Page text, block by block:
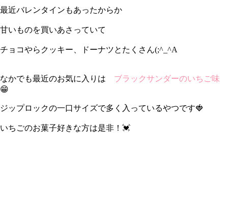
最近バレンタインもあったからか
甘いものを買いあさっていて
チョコやらクッキー、ドーナツとたくさん(;^_^A
なかでも最近のお気に入りは ブラックサンダーのいちご味
😁
ジップロックの一口サイズで多く入っているやつです🍓
いちごのお菓子好きな方は是非！💓